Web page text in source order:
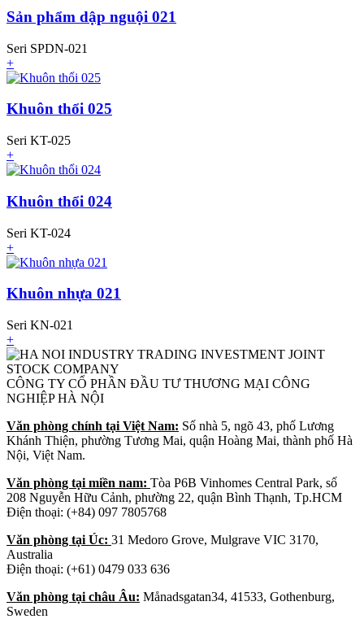
Sản phẩm dập nguội 021
Seri SPDN-021
+
Khuôn thổi 025
Seri KT-025
+
Khuôn thổi 024
Seri KT-024
+
Khuôn nhựa 021
Seri KN-021
+
CÔNG TY CỔ PHẦN ĐẦU TƯ THƯƠNG MẠI CÔNG
NGHIỆP HÀ NỘI
Văn phòng chính tại Việt Nam: Số nhà 5, ngõ 43, phố Lương
Khánh Thiện, phường Tương Mai, quận Hoàng Mai, thành phố Hà
Nội, Việt Nam.
Văn phòng tại miền nam: Tòa P6B Vinhomes Central Park, số
208 Nguyễn Hữu Cảnh, phường 22, quận Bình Thạnh, Tp.HCM
Điện thoại: (+84) 097 7805768
Văn phòng tại Úc: 31 Medoro Grove, Mulgrave VIC 3170,
Australia
Điện thoại: (+61) 0479 033 636
Văn phòng tại châu Âu: Månadsgatan34, 41533, Gothenburg,
Sweden